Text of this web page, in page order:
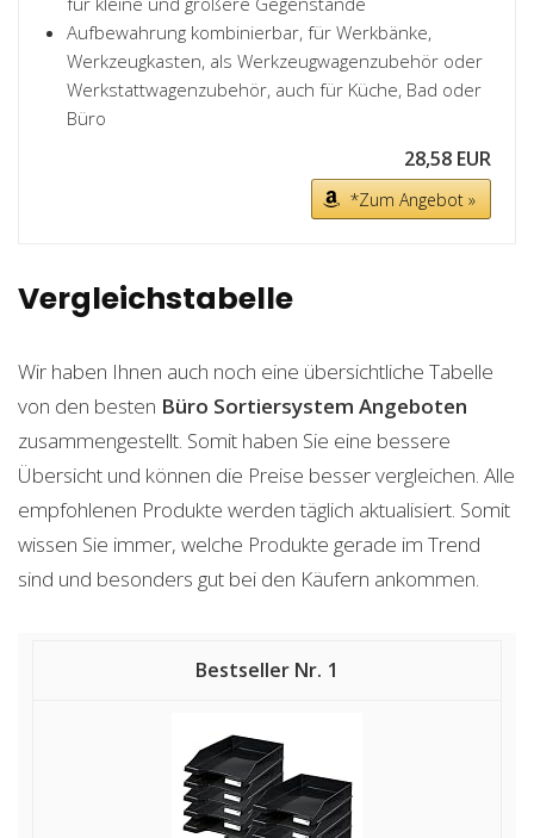
Aufbewahrung kombinierbar, für Werkbänke,
Werkzeugkasten, als Werkzeugwagenzubehör oder
Werkstattwagenzubehör, auch für Küche, Bad oder
Büro
28,58 EUR
*Zum Angebot »
Vergleichstabelle
Wir haben Ihnen auch noch eine übersichtliche Tabelle
von den besten Büro Sortiersystem Angeboten
zusammengestellt. Somit haben Sie eine bessere
Übersicht und können die Preise besser vergleichen. Alle
empfohlenen Produkte werden täglich aktualisiert. Somit
wissen Sie immer, welche Produkte gerade im Trend
sind und besonders gut bei den Käufern ankommen.
1